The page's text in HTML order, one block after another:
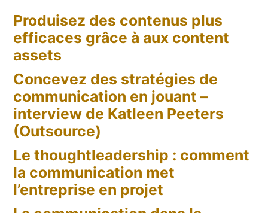
Produisez des contenus plus
efficaces grâce à aux content
assets
Concevez des stratégies de
communication en jouant –
interview de Katleen Peeters
(Outsource)
Le thoughtleadership : comment
la communication met
l’entreprise en projet